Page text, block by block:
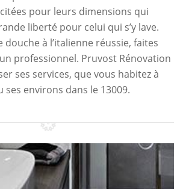
pour leurs dimensions qui
liberté pour celui qui s’y lave.
douche à l’italienne réussie, faites
professionnel. Pruvost Rénovation
ses services, que vous habitez à
ses environs dans le 13009.